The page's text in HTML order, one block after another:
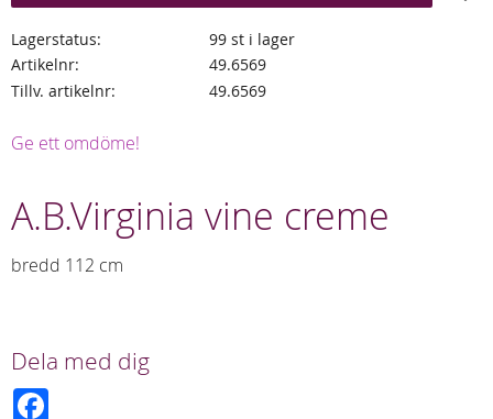
Lagerstatus
99 st i lager
Artikelnr
49.6569
Tillv. artikelnr
49.6569
Ge ett omdöme!
A.B.Virginia vine creme
bredd 112 cm
Dela med dig